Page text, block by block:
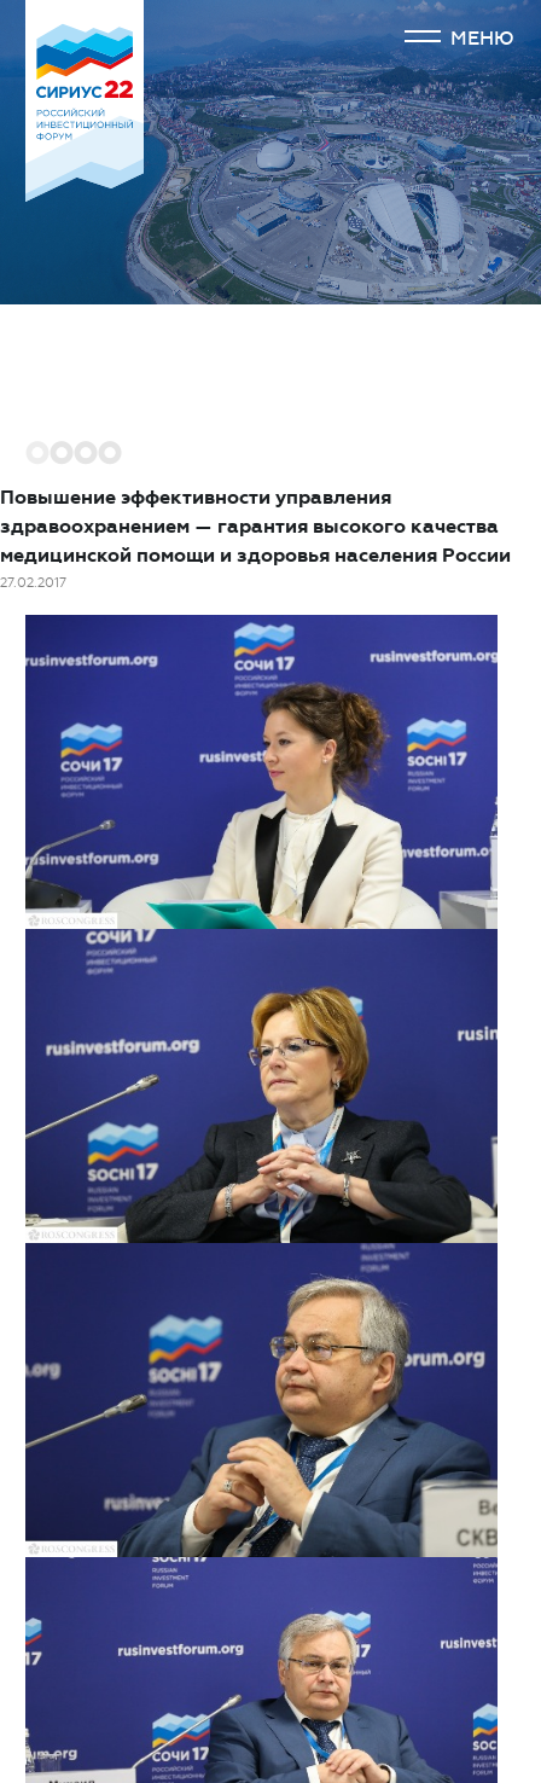
2 3 4
МЕНЮ
Повышение эффективности управления
здравоохранением — гарантия высокого качества
медицинской помощи и здоровья населения России
27.02.2017